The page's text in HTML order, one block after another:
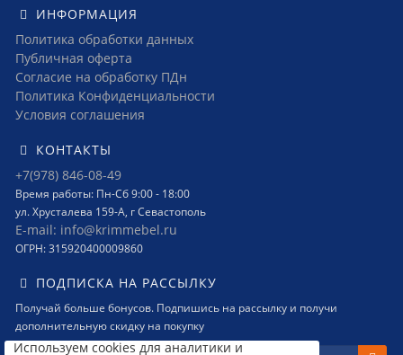
Используем cookies для аналитики и
ИНФОРМАЦИЯ
Политика обработки данных
Публичная оферта
Согласие на обработку ПДн
Политика Конфиденциальности
Условия соглашения
КОНТАКТЫ
+7(978) 846-08-49
Время работы: Пн-Сб 9:00 - 18:00
ул. Хрусталева 159-А, г Севастополь
E-mail: info@krimmebel.ru
ОГРН: 315920400009860
ПОДПИСКА НА РАССЫЛКУ
Получай больше бонусов. Подпишись на рассылку и получи
дополнительную скидку на покупку